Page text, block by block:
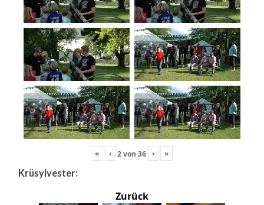
« ‹ 2von36 › »
Krüsylvester:
Zurück